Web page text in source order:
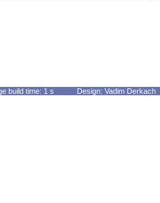
build time: 1 s Design: Vadim Derkach